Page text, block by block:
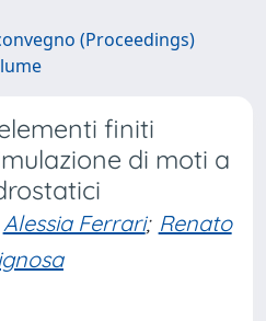
(Proceedings)
finiti
di moti a
Alessia Ferrari; Renato